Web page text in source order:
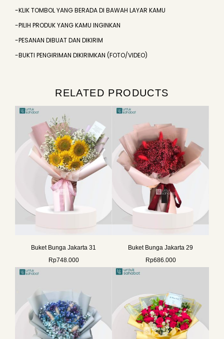
-KLIK TOMBOL YANG BERADA DI BAWAH LAYAR KAMU
-PILIH PRODUK YANG KAMU INGINKAN
-PESANAN DIBUAT DAN DIKIRIM
-BUKTI PENGIRIMAN DIKIRIMKAN (FOTO/VIDEO)
RELATED PRODUCTS
Buket Bunga Jakarta 31
Rp748.000
Buket Bunga Jakarta 29
Rp686.000